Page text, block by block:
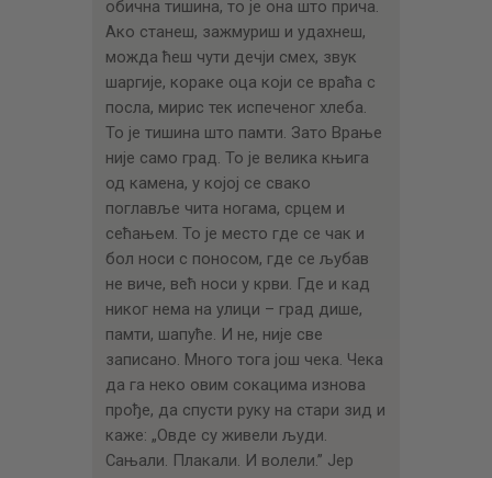
обична тишина, то је она што прича.
Ако станеш, зажмуриш и удахнеш,
можда ћеш чути дечји смех, звук
шаргије, кораке оца који се враћа с
посла, мирис тек испеченог хлеба.
То је тишина што памти. Зато Врање
није само град. То је велика књига
од камена, у којој се свако
поглавље чита ногама, срцем и
сећањем. То је место где се чак и
бол носи с поносом, где се љубав
не виче, већ носи у крви. Где и кад
никог нема на улици – град дише,
памти, шапуће. И не, није све
записано. Много тога још чека. Чека
да га неко овим сокацима изнова
прође, да спусти руку на стари зид и
каже: „Овде су живели људи.
Сањали. Плакали. И волели.” Јер